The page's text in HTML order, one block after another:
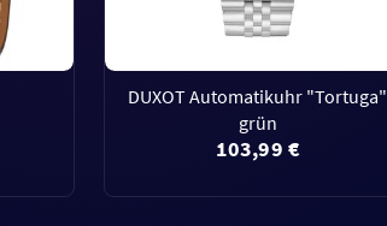
DUXOT Automatikuhr "Tortuga"
grün
103,99 €